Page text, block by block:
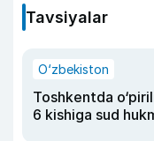
Tavsiyalar
O‘zbekiston
Toshkentda
6 kishiga sud